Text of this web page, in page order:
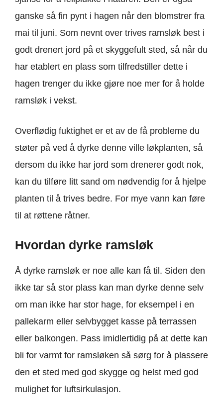
ganske så fin pynt i hagen når den blomstrer fra
mai til juni. Som nevnt over trives ramsløk best i
godt drenert jord på et skyggefult sted, så når du
har etablert en plass som tilfredstiller dette i
hagen trenger du ikke gjøre noe mer for å holde
ramsløk i vekst.
Overflødig fuktighet er et av de få probleme du
støter på ved å dyrke denne ville løkplanten, så
dersom du ikke har jord som drenerer godt nok,
kan du tilføre litt sand om nødvendig for å hjelpe
planten til å trives bedre. For mye vann kan føre
til at røttene råtner.
Hvordan dyrke ramsløk
Å dyrke ramsløk er noe alle kan få til. Siden den
ikke tar så stor plass kan man dyrke denne selv
om man ikke har stor hage, for eksempel i en
pallekarm eller selvbygget kasse på terrassen
eller balkongen. Pass imidlertidig på at dette kan
bli for varmt for ramsløken så sørg for å plassere
den et sted med god skygge og helst med god
mulighet for luftsirkulasjon.